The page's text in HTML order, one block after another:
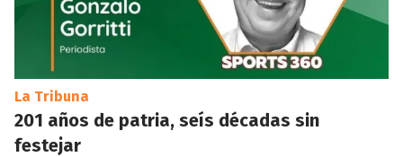
La Tribuna
201 años de patria, seís décadas sin
festejar